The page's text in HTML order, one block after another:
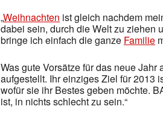
„Weihnachten ist gleich nachdem
dabei sein, durch die Welt zu ziehen
bringe ich einfach die ganze Familie
Was gute Vorsätze für das neue
aufgestellt. Ihr einziges Ziel für 2013
wofür sie ihr Bestes geben möchte.
ist, in nichts schlecht zu sein.“